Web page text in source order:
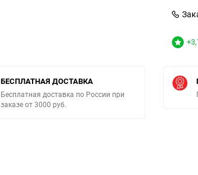
БЕСПЛАТНАЯ ДОСТАВКА
Бесплатная доставка по России при
заказе от 3000 руб.